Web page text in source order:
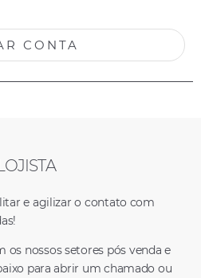
CONTA
e agilizar o contato com
nossos setores pós venda e
para abrir um chamado ou